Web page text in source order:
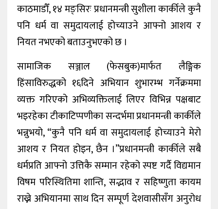
काठमाडौँ, १४ मङ्सिरः प्रधानमन्त्री सुशीला कार्कीले कुनै
पनि धर्म वा समुदायलाई होच्याउने आफ्नो आशय र
नियत नभएको बताउनुभएको छ ।
सामाजिक सञ्जाल (फेसबुक)मार्फत लैङ्गिक
हिंसाविरुद्धको १६दिने अभियान शुभारम्भ गर्नेक्रममा
व्यक्त गरिएको अभिव्यक्तिलाई लिएर विभिन्न पक्षबाट
भइरहेका टीकाटिप्पणीका सन्दर्भमा प्रधानमन्त्री कार्कीले
भन्नुभयो, “कुनै पनि धर्म वा समुदायलाई होच्याउने मेरो
आशय र नियत होइन, छैन ।”प्रधानमन्त्री कार्कीले सबै
धर्मप्रति आफ्नो उत्तिकै सम्मान रहेको स्पष्ट गर्दै विद्यमान
विषम परिस्थितिमा शान्ति, सद्भाव र सहिष्णुता कायम
राख्ने अभियानमा साथ दिन सम्पूर्ण देशवासीसँग अनुरोध